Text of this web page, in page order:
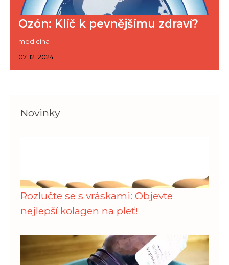
Ozón: Klíč k pevnějšímu zdraví?
medicína
07. 12. 2024
Novinky
Rozlučte se s vráskami: Objevte
nejlepší kolagen na pleť!